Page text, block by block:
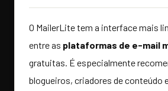
O MailerLite tem a interface mais
entre as plataformas de e-mail
gratuitas. É especialmente
blogueiros, criadores de conteúdo